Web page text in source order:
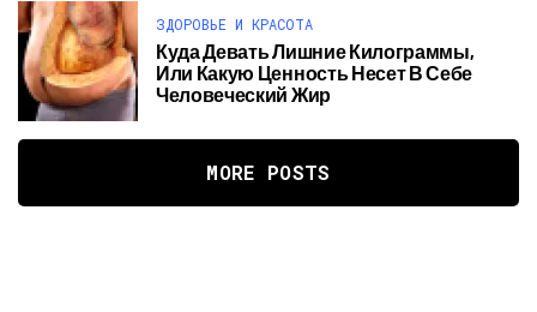
ЗДОРОВЬЕ И КРАСОТА
Куда Девать Лишние Килограммы,
Или Какую Ценность Несет В Себе
Человеческий Жир
MORE POSTS